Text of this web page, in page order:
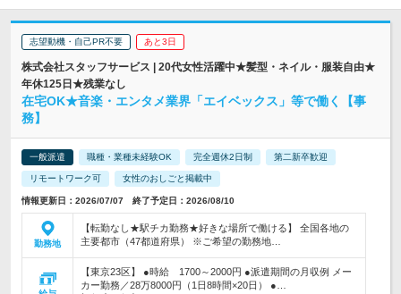
志望動機・自己PR不要 あと3日
株式会社スタッフサービス | 20代女性活躍中★髪型・ネイル・服装自由★
年休125日★残業なし
在宅OK★音楽・エンタメ業界「エイベックス」等で働く【事
務】
一般派遣 職種・業種未経験OK 完全週休2日制 第二新卒歓迎
リモートワーク可 女性のおしごと掲載中
情報更新日：2026/07/07 終了予定日：2026/08/10
勤務地
【転勤なし★駅チカ勤務★好きな場所で働ける】 全国各地の
主要都市（47都道府県） ※ご希望の勤務地…
【東京23区】 ●時給 1700～2000円 ●派遣期間の月収例 メー
カー勤務／28万8000円（1日8時間×20日） ●…